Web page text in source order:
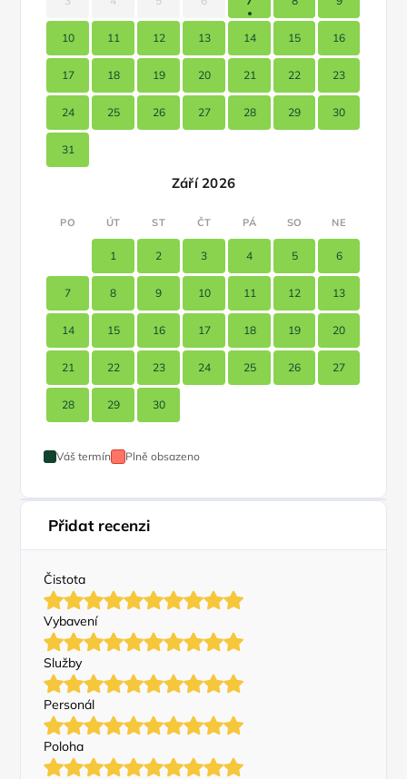
10 11 12 13 14 15 16
17 18 19 20 21 22 23
24 25 26 27 28 29 30
31
Září 2026
PO ÚT ST ČT PÁ SO NE
1 2 3 4 5 6
7 8 9 10 11 12 13
14 15 16 17 18 19 20
21 22 23 24 25 26 27
28 29 30
Váš termín Plně obsazeno
Přidat recenzi
Čistota
Vybavení
Služby
Personál
Poloha